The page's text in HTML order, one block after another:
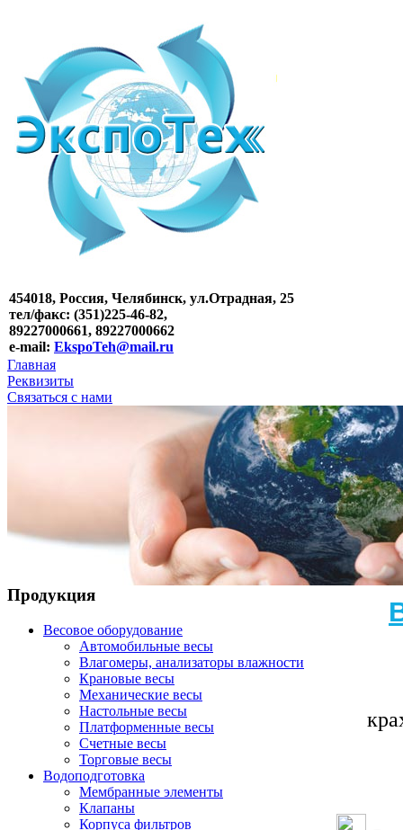
454018, Россия, Челябинск, ул.Отрадная, 25
тел/факс: (351)225-46-82,
89227000661, 89227000662
e-mail: EkspoTeh@mail.ru
Главная
Реквизиты
Связаться с нами
Продукция
Весовое оборудование
Автомобильные весы
Влагомеры, анализаторы влажности
Крановые весы
Механические весы
Настольные весы
Платформенные весы
Счетные весы
Торговые весы
Водоподготовка
Мембранные элементы
Клапаны
Корпуса фильтров